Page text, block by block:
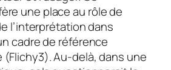
une place au rôle de
l’interprétation dans
cadre de référence
Au-delà, dans une